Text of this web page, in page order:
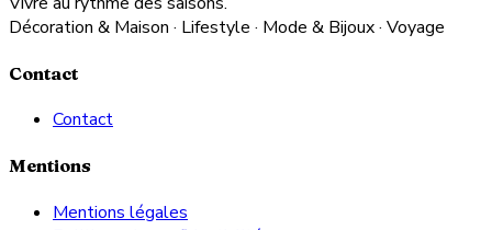
Décoration & Maison · Lifestyle · Mode & Bijoux · Voyage
Contact
Contact
Mentions
Mentions légales